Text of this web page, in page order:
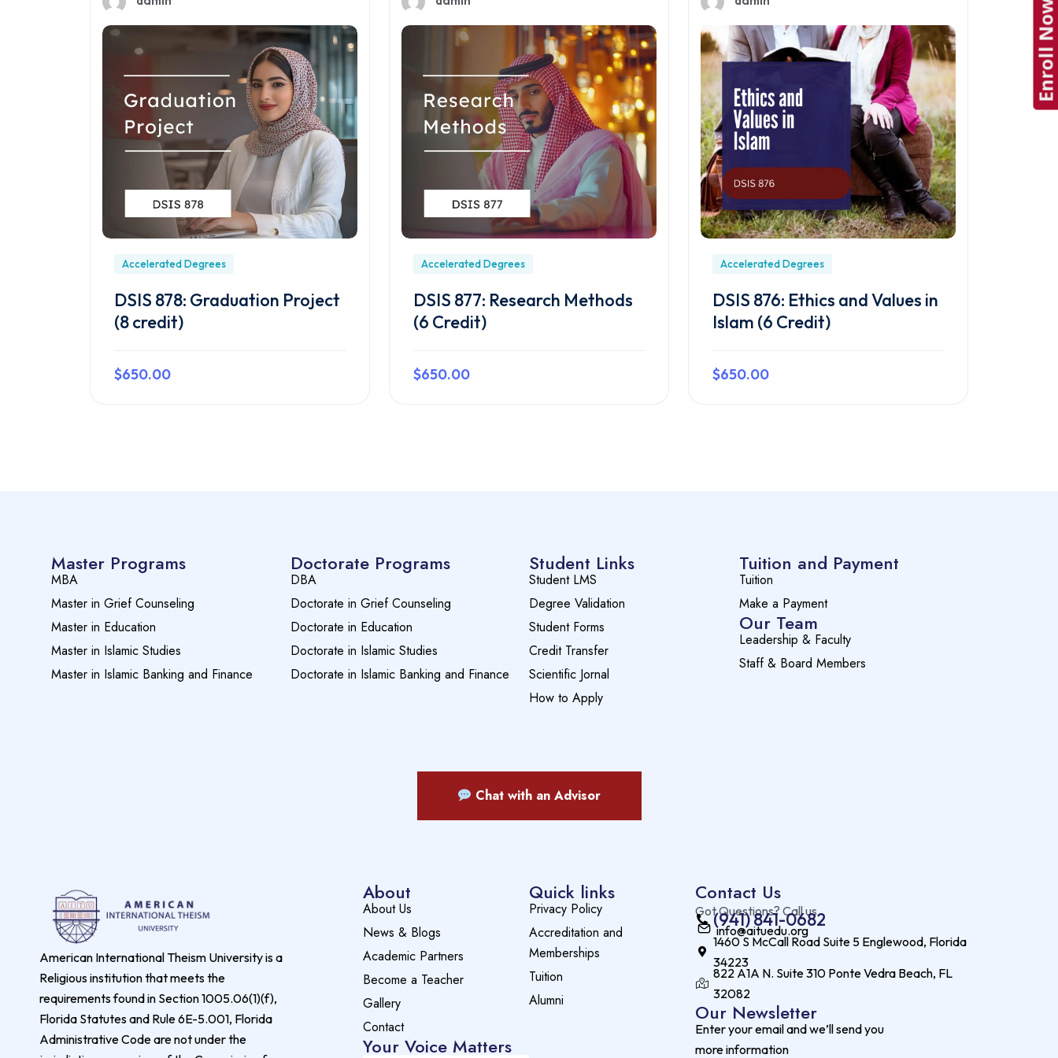
Accelerated Degrees
DSIS 878: Graduation Project
(8 credit)
$650.00
Accelerated Degrees
DSIS 877: Research Methods
(6 Credit)
$650.00
Accelerated Degrees
DSIS 876: Ethics and Values in
Islam (6 Credit)
$650.00
Master Programs
MBA
Master in Grief Counseling
Master in Education
Master in Islamic Studies
Master in Islamic Banking and Finance
Doctorate Programs
DBA
Doctorate in Grief Counseling
Doctorate in Education
Doctorate in Islamic Studies
Doctorate in Islamic Banking and Finance
Student Links
Student LMS
Degree Validation
Student Forms
Credit Transfer
Scientific Jornal
How to Apply
Tuition and Payment
Tuition
Make a Payment
Our Team
Leadership & Faculty
Staff & Board Members
Chat with an Advisor
American International Theism University is a
Religious institution that meets the
requirements found in Section 1005.06(1)(f),
Florida Statutes and Rule 6E-5.001, Florida
Administrative Code are not under the
About
About Us
News & Blogs
Academic Partners
Become a Teacher
Gallery
Contact
Your Voice Matters
Quick links
Privacy Policy
Accreditation and
Memberships
Tuition
Alumni
Contact Us
Got Questions? Call us
(941) 841-0682
info@aituedu.org
1460 S McCall Road Suite 5 Englewood, Florida
34223
822 A1A N. Suite 310 Ponte Vedra Beach, FL
32082
Our Newsletter
Enter your email and we’ll send you
more information
Enroll Now